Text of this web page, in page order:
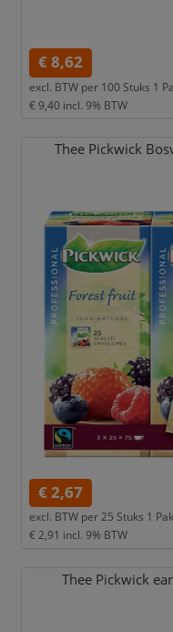
€ 8,62
excl. BTW per 100 Stuks 1
€ 9,40 incl. 9% BTW
Thee Pickwick
€ 2,67
excl. BTW per 25 Stuks 1 Pak
€ 2,91 incl. 9% BTW
Thee Pickwick